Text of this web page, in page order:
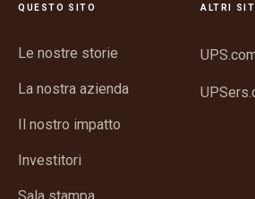
QUESTO SITO
Le nostre storie
La nostra azienda
Il nostro impatto
Investitori
ALTRI